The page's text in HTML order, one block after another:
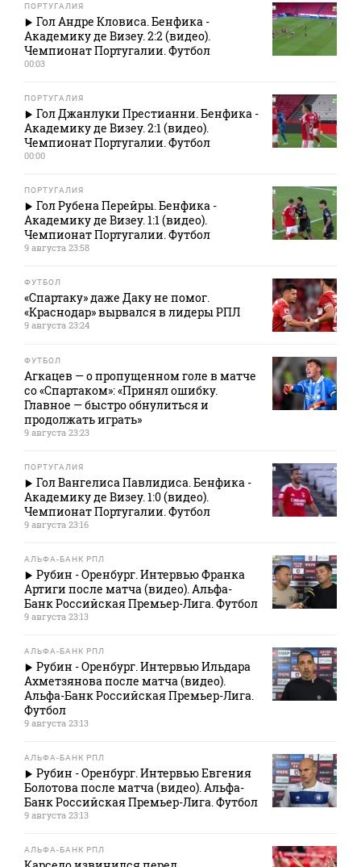
ПОРТУГАЛИЯ
Гол Андре Кловиса. Бенфика -
Академику де Визеу. 2:2 (видео).
Чемпионат Португалии. Футбол
00:03
ПОРТУГАЛИЯ
Гол Джанлуки Престианни. Бенфика -
Академику де Визеу. 2:1 (видео).
Чемпионат Португалии. Футбол
00:00
ПОРТУГАЛИЯ
Гол Рубена Перейры. Бенфика -
Академику де Визеу. 1:1 (видео).
Чемпионат Португалии. Футбол
9 августа 23:58
ФУТБОЛ
«Спартаку» даже Даку не помог.
«Краснодар» вырвался в лидеры РПЛ
9 августа 23:24
ФУТБОЛ
Агкацев — о пропущенном голе в матче
со «Спартаком»: «Принял ошибку.
Главное — быстро обнулиться и
продолжать играть»
9 августа 23:23
ПОРТУГАЛИЯ
Гол Вангелиса Павлидиса. Бенфика -
Академику де Визеу. 1:0 (видео).
Чемпионат Португалии. Футбол
9 августа 23:16
АЛЬФА-БАНК РПЛ
Рубин - Оренбург. Интервью Франка
Артиги после матча (видео). Альфа-
Банк Российская Премьер-Лига. Футбол
9 августа 23:13
АЛЬФА-БАНК РПЛ
Рубин - Оренбург. Интервью Ильдара
Ахметзянова после матча (видео).
Альфа-Банк Российская Премьер-Лига.
Футбол
9 августа 23:13
АЛЬФА-БАНК РПЛ
Рубин - Оренбург. Интервью Евгения
Болотова после матча (видео). Альфа-
Банк Российская Премьер-Лига. Футбол
9 августа 23:13
АЛЬФА-БАНК РПЛ